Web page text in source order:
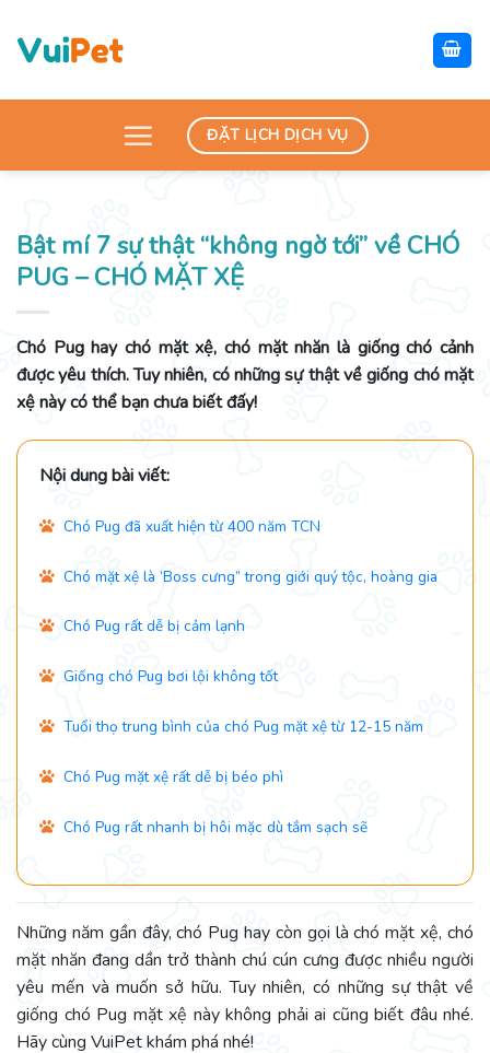
content
ĐẶT LỊCH DỊCH VỤ
Bật mí 7 sự thật “không ngờ tới” về CHÓ
PUG – CHÓ MẶT XỆ
Chó Pug hay chó mặt xệ, chó mặt nhăn là giống chó cảnh
được yêu thích. Tuy nhiên, có những sự thật về giống chó mặt
xệ này có thể bạn chưa biết đấy!
Nội dung bài viết:
Chó Pug đã xuất hiện từ 400 năm TCN
Chó mặt xệ là ‘Boss cưng” trong giới quý tộc, hoàng gia
Chó Pug rất dễ bị cảm lạnh
Giống chó Pug bơi lội không tốt
Tuổi thọ trung bình của chó Pug mặt xệ từ 12-15 năm
Chó Pug mặt xệ rất dễ bị béo phì
Chó Pug rất nhanh bị hôi mặc dù tắm sạch sẽ
Những năm gần đây, chó Pug hay còn gọi là chó mặt xệ, chó
mặt nhăn đang dần trở thành chú cún cưng được nhiều người
yêu mến và muốn sở hữu. Tuy nhiên, có những sự thật về
giống chó Pug mặt xệ này không phải ai cũng biết đâu nhé.
Hãy cùng VuiPet khám phá nhé!